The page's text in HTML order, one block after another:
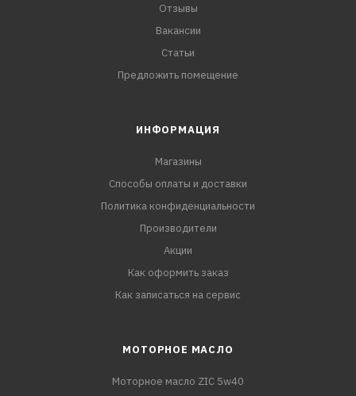
Отзывы
Вакансии
Статьи
Предложить помещение
ИНФОРМАЦИЯ
Магазины
Способы оплаты и доставки
Политика конфиденциальности
Производители
Акции
Как оформить заказ
Как записаться на сервис
МОТОРНОЕ МАСЛО
Моторное масло ZIC 5w40